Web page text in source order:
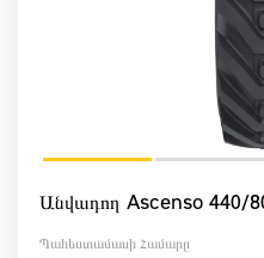
Անվադող Ascenso 440/
Պահեստամասի Համարը